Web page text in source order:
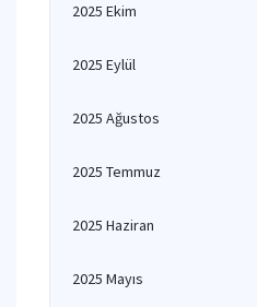
2025 Ekim
2025 Eylül
2025 Ağustos
2025 Temmuz
2025 Haziran
2025 Mayıs